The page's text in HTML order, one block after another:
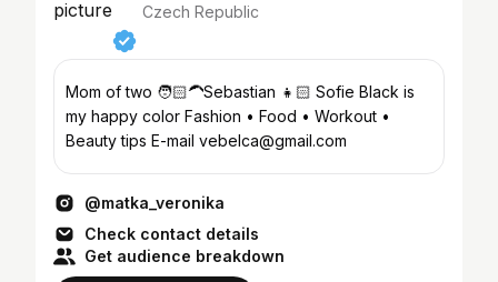
Czech Republic
Mom of two 🧑🏻‍🦱Sebastian 👧🏻 Sofie Black is
my happy color Fashion • Food • Workout •
Beauty tips E-mail vebelca@gmail.com
@matka_veronika
Check contact details
Get audience breakdown